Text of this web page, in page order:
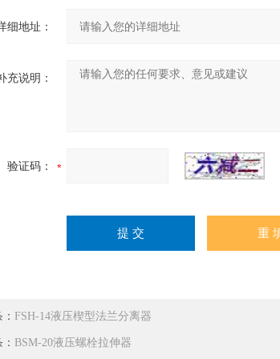
细地址：
充说明：
验证码：
FSH-14液压楔型法兰分离器
BSM-20液压螺栓拉伸器